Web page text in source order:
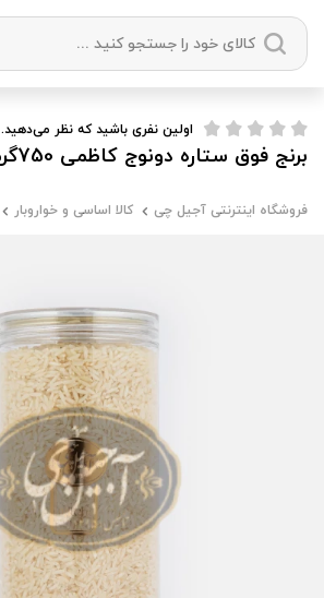
دسته بندی ها
آجیل میوه خشک زعفران
فروشگاه اینترنتی آجیل چی کالا اساسی و خواروبار
اولین نفری باشید که نظر می‌دهید.
برنج فوق ستاره دونوج کاظمی 750گرمی